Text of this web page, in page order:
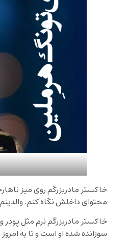
خاکستر مادربزرگم روی میز
محتوای داخلش نگاه کنم.
خاکستر مادربزرگم نرم مثل
سوزانده شده او است و تا به